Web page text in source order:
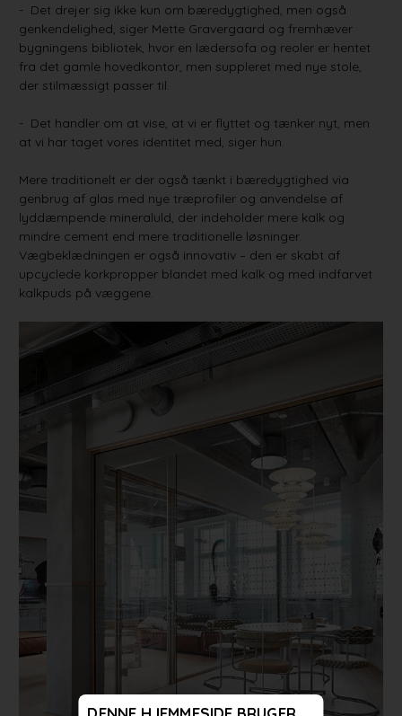
- Det drejer sig ikke kun om bæredygtighed, men også
genkendelighed, siger Mette Gravergaard og fremhæver
bygningens bibliotek, hvor en lædersofa og reoler er hentet
fra det gamle hovedkontor, men suppleret med nye stole,
der stilmæssigt passer til.
- Det handler om at vise, at vi er flyttet og tænker nyt, men
at vi har taget vores identitet med, siger hun.
Mere traditionelt er der også tænkt i bæredygtighed via
genbrug af glas med nye træprofiler og anvendelse af
lyddæmpende mineraluld, der indeholder mere kalk og
mindre cement end mere traditionelle løsninger.
Vægbeklædningen er også innovativ – den er skabt af
upcyclede korkpropper blandet med kalk og med indfarvet
kalkpuds på væggene.